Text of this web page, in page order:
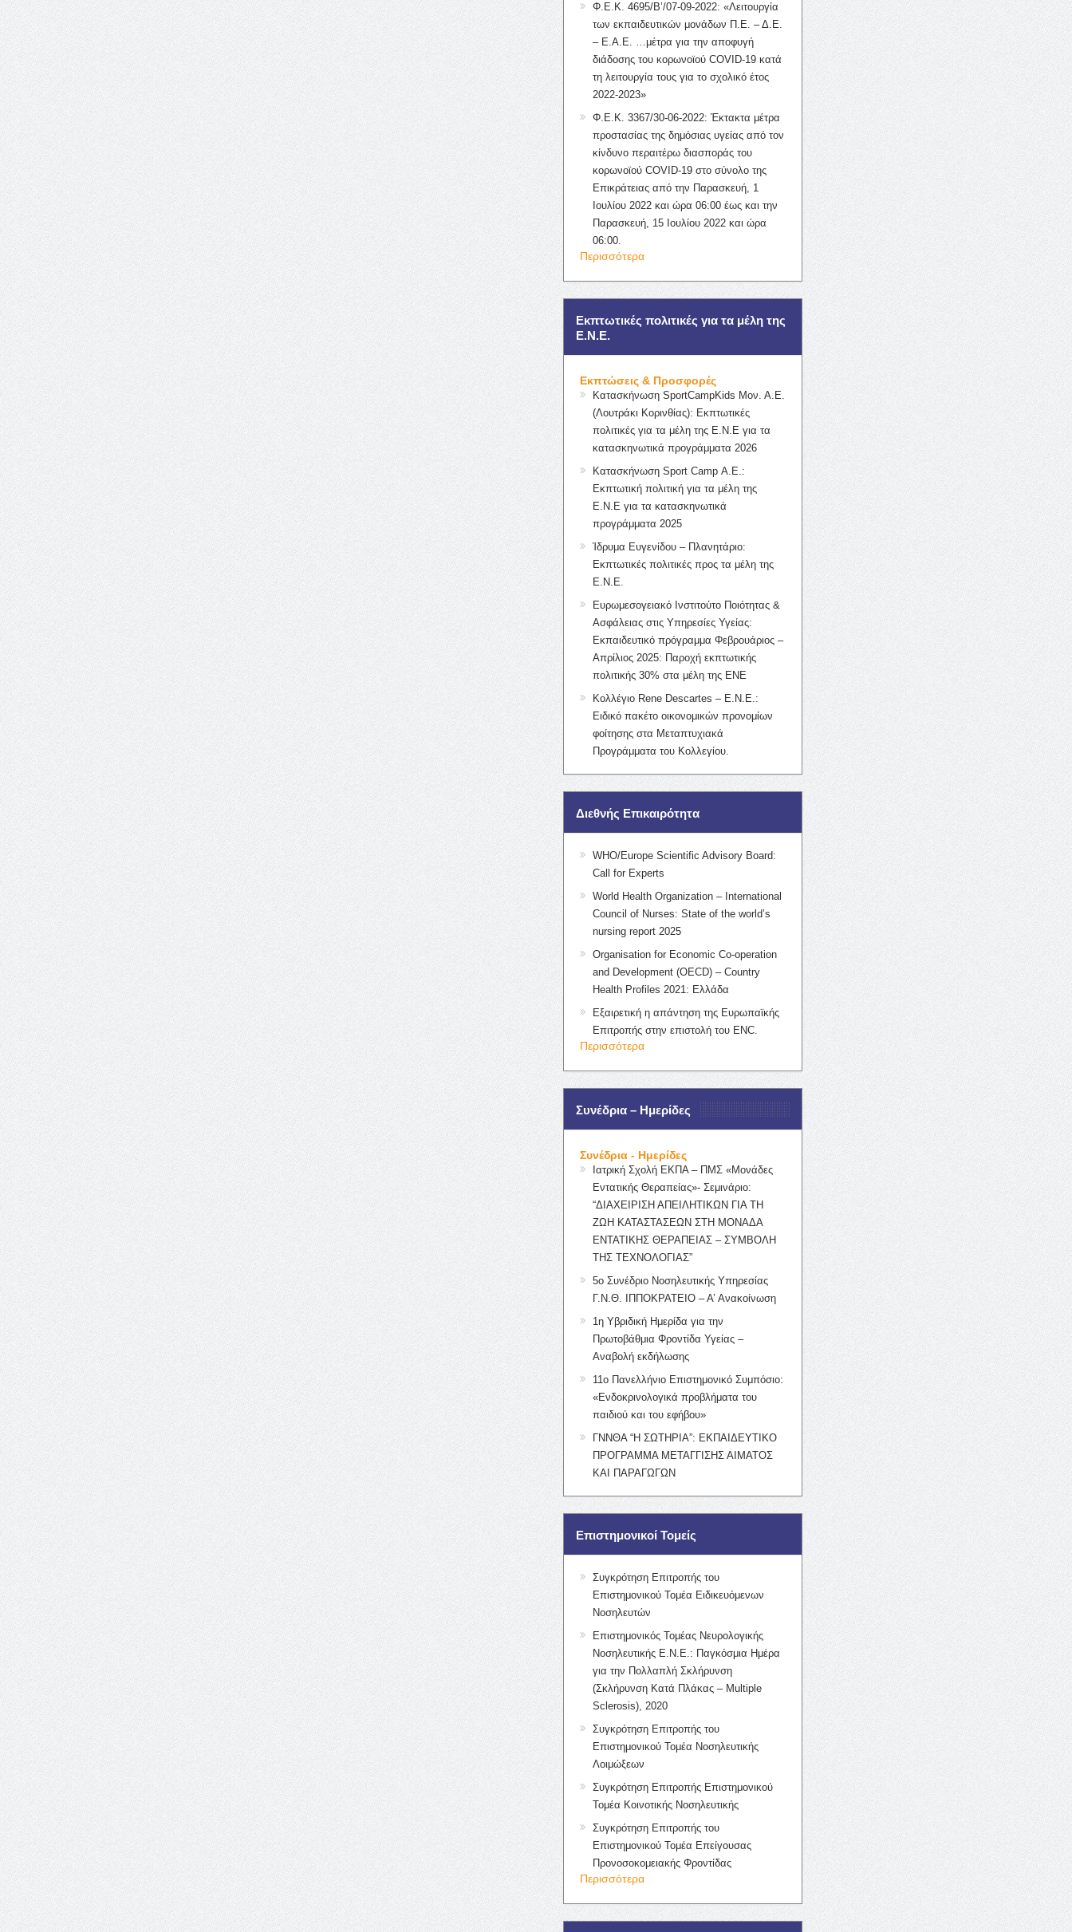
Φ.Ε.Κ. 4695/Β’/07-09-2022: «Λειτουργία
των εκπαιδευτικών μονάδων Π.Ε. – Δ.Ε.
– Ε.Α.Ε. …μέτρα για την αποφυγή
διάδοσης του κορωνοϊού COVID-19 κατά
τη λειτουργία τους για το σχολικό έτος
2022-2023»
Φ.Ε.Κ. 3367/30-06-2022: Έκτακτα μέτρα
προστασίας της δημόσιας υγείας από τον
κίνδυνο περαιτέρω διασποράς του
κορωνοϊού COVID-19 στο σύνολο της
Επικράτειας από την Παρασκευή, 1
Ιουλίου 2022 και ώρα 06:00 έως και την
Παρασκευή, 15 Ιουλίου 2022 και ώρα
06:00.
Περισσότερα
Εκπτωτικές πολιτικές για τα μέλη της
Ε.Ν.Ε.
Εκπτώσεις & Προσφορές
Κατασκήνωση SportCampKids Μον. Α.Ε.
(Λουτράκι Κορινθίας): Εκπτωτικές
πολιτικές για τα μέλη της Ε.Ν.Ε για τα
κατασκηνωτικά προγράμματα 2026
Κατασκήνωση Sport Camp Α.Ε.:
Εκπτωτική πολιτική για τα μέλη της
Ε.Ν.Ε για τα κατασκηνωτικά
προγράμματα 2025
Ίδρυμα Ευγενίδου – Πλανητάριο:
Εκπτωτικές πολιτικές προς τα μέλη της
Ε.Ν.Ε.
Ευρωμεσογειακό Ινστιτούτο Ποιότητας &
Ασφάλειας στις Υπηρεσίες Υγείας:
Εκπαιδευτικό πρόγραμμα Φεβρουάριος –
Απρίλιος 2025: Παροχή εκπτωτικής
πολιτικής 30% στα μέλη της ΕΝΕ
Κολλέγιο Rene Descartes – Ε.Ν.Ε.:
Ειδικό πακέτο οικονομικών προνομίων
φοίτησης στα Μεταπτυχιακά
Προγράμματα του Κολλεγίου.
Διεθνής Επικαιρότητα
WHO/Europe Scientific Advisory Board:
Call for Experts
World Health Organization – International
Council of Nurses: State of the world’s
nursing report 2025
Organisation for Economic Co-operation
and Development (OECD) – Country
Health Profiles 2021: Ελλάδα
Εξαιρετική η απάντηση της Ευρωπαϊκής
Επιτροπής στην επιστολή του ENC.
Περισσότερα
Συνέδρια – Ημερίδες
Συνέδρια - Ημερίδες
Ιατρική Σχολή ΕΚΠΑ – ΠΜΣ «Μονάδες
Εντατικής Θεραπείας»- Σεμινάριο:
“ΔΙΑΧΕΙΡΙΣΗ ΑΠΕΙΛΗΤΙΚΩΝ ΓΙΑ ΤΗ
ΖΩΗ ΚΑΤΑΣΤΑΣΕΩΝ ΣΤΗ ΜΟΝΑΔΑ
ΕΝΤΑΤΙΚΗΣ ΘΕΡΑΠΕΙΑΣ – ΣΥΜΒΟΛΗ
ΤΗΣ ΤΕΧΝΟΛΟΓΙΑΣ”
5ο Συνέδριο Νοσηλευτικής Υπηρεσίας
Γ.Ν.Θ. ΙΠΠΟΚΡΑΤΕΙΟ – Α’ Ανακοίνωση
1η Υβριδική Ημερίδα για την
Πρωτοβάθμια Φροντίδα Υγείας –
Αναβολή εκδήλωσης
11ο Πανελλήνιο Επιστημονικό Συμπόσιο:
«Ενδοκρινολογικά προβλήματα του
παιδιού και του εφήβου»
ΓΝΝΘΑ “Η ΣΩΤΗΡΙΑ”: ΕΚΠΑΙΔΕΥΤΙΚΟ
ΠΡΟΓΡΑΜΜΑ ΜΕΤΑΓΓΙΣΗΣ ΑΙΜΑΤΟΣ
ΚΑΙ ΠΑΡΑΓΩΓΩΝ
Επιστημονικοί Τομείς
Συγκρότηση Επιτροπής του
Επιστημονικού Τομέα Ειδικευόμενων
Νοσηλευτών
Επιστημονικός Τομέας Νευρολογικής
Νοσηλευτικής Ε.Ν.Ε.: Παγκόσμια Ημέρα
για την Πολλαπλή Σκλήρυνση
(Σκλήρυνση Κατά Πλάκας – Multiple
Sclerosis), 2020
Συγκρότηση Επιτροπής του
Επιστημονικού Τομέα Νοσηλευτικής
Λοιμώξεων
Συγκρότηση Επιτροπής Επιστημονικού
Τομέα Κοινοτικής Νοσηλευτικής
Συγκρότηση Επιτροπής του
Επιστημονικού Τομέα Επείγουσας
Προνοσοκομειακής Φροντίδας
Περισσότερα